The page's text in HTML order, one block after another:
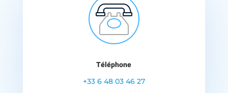
Téléphone
+33 6 48 03 46 27